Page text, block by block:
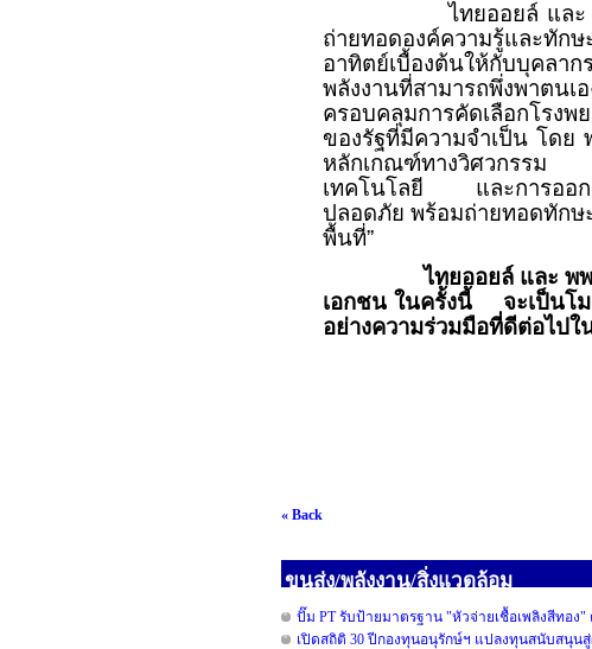
ไทยออยล์ และ พพ. จ
ถ่ายทอดองค์ความรู้และทัก
อาทิตย์เบื้องต้นให้กับบุคล
พลังงานที่สามารถพึ่งพาตน
ครอบคลุมการคัดเลือกโรง
ของรัฐที่มีความจำเป็น โด
หลักเกณฑ์ทางวิศวกรร
เทคโนโลยี และการออกแ
ปลอดภัย พร้อมถ่ายทอดทัก
พื้นที่”
ไทยออยล์ และ พ
เอกชน ในครั้งนี้
จะเป็นโ
อย่างความร่วมมือที่ดีต่อไปใ
« Back
ขนส่ง/พลังงาน/สิ่งแวดล้อม
ปั๊ม PT รับป้ายมาตรฐาน "หัวจ่ายเชื้อเพลิงสีทอง
เปิดสถิติ 30 ปีกองทุนอนุรักษ์ฯ แปลงทุนสนับสนุน